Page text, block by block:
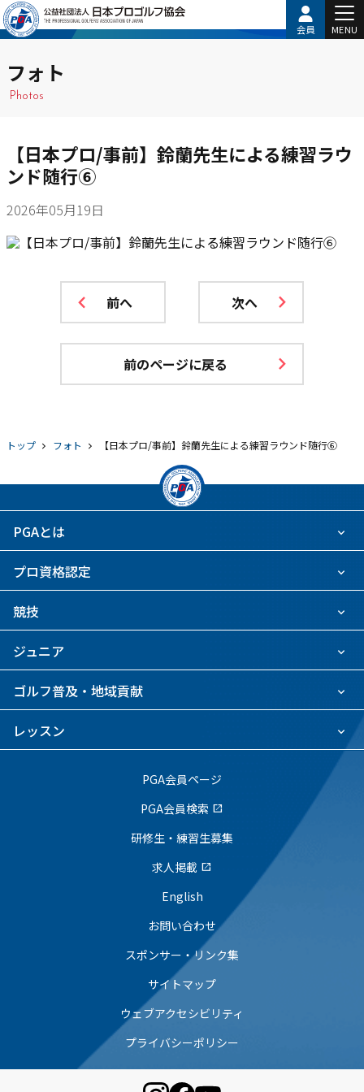
会員 MENU
フォト
Photos
【日本プロ/事前】鈴蘭先生による練習ラウ
ンド随行⑥
2026年05月19日
前へ 次へ
前のページに戻る
トップ フォト 【日本プロ/事前】鈴蘭先生による練習ラウンド随行⑥
PGAとは
プロ資格認定
競技
ジュニア
ゴルフ普及・地域貢献
レッスン
PGA会員ページ
PGA会員検索 open_in_new
研修生・練習生募集
求人掲載 open_in_new
English
お問い合わせ
スポンサー・リンク集
サイトマップ
ウェブアクセシビリティ
プライバシーポリシー